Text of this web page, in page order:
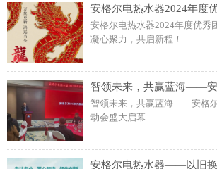
安格尔电热水器2024年度优秀
凝心聚力，共启新程！
智领未来，共赢蓝海——安格
动会盛大启幕
安格尔电热水器——以旧换